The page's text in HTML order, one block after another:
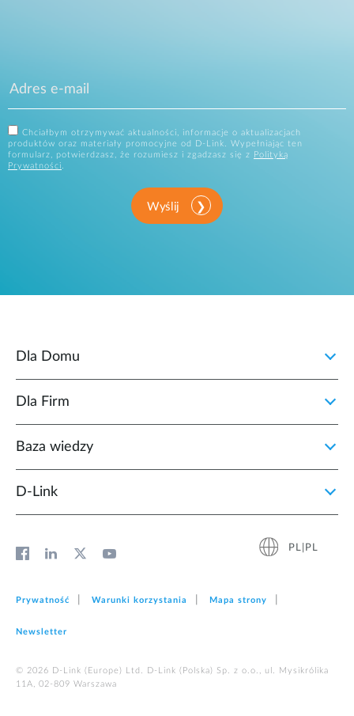
Chciałbym otrzymywać aktualności, informacje o aktualizacjach
produktów oraz materiały promocyjne od D-Link. Wypełniając ten
formularz, potwierdzasz, że rozumiesz i zgadzasz się z
Polityką
Prywatności.
Wyślij
Dla Domu
Dla Firm
Baza wiedzy
D‑Link
PL|PL
Prywatność Warunki korzystania Mapa strony
Newsletter
© 2026 D‑Link (Europe) Ltd. D-Link (Polska) Sp. z o.o., ul. Mysikrólika
11A, 02-809 Warszawa